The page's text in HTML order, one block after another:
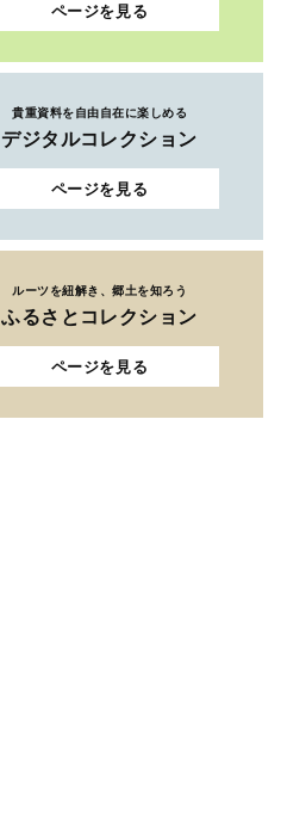
ページを見る
貴重資料を自由自在に楽しめる
デジタルコレクション
ページを見る
ルーツを紐解き、郷土を知ろう
ふるさとコレクション
ページを見る